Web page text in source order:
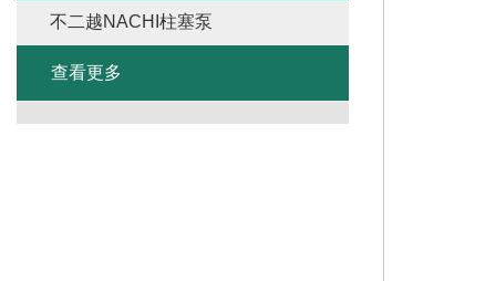
不二越NACHI柱塞泵
查看更多